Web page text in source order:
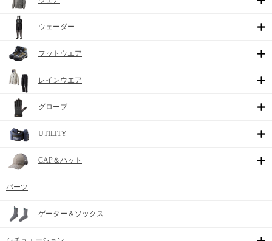
ウェーダー
フットウエア
レインウエア
グローブ
UTILITY
CAP＆ハット
パーツ
ゲーター＆ソックス